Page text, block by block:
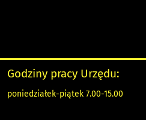
Godziny pracy Urzędu:
poniedziałek-piątek 7.00-15.00